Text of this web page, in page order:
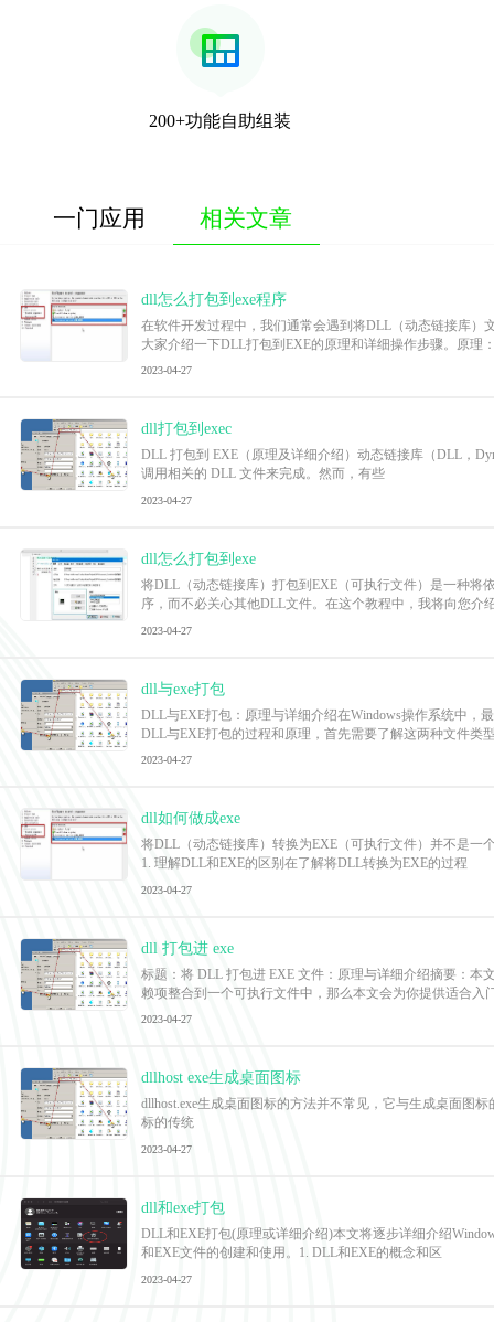
200+功能自助组装
一门应用 相关文章
dll怎么打包到exe程序
在软件开发过程中，我们通常会遇到将DLL（动态链接库）
大家介绍一下DLL打包到EXE的原理和详细操作步骤。原理
2023-04-27
dll打包到exec
DLL 打包到 EXE（原理及详细介绍）动态链接库（DLL，
调用相关的 DLL 文件来完成。然而，有些
2023-04-27
dll怎么打包到exe
将DLL（动态链接库）打包到EXE（可执行文件）是一种将
序，而不必关心其他DLL文件。在这个教程中，我将向您介
2023-04-27
dll与exe打包
DLL与EXE打包：原理与详细介绍在Windows操作系统中，
DLL与EXE打包的过程和原理，首先需要了解这两种文件类
2023-04-27
dll如何做成exe
将DLL（动态链接库）转换为EXE（可执行文件）并不是一
1. 理解DLL和EXE的区别在了解将DLL转换为EXE的过程
2023-04-27
dll 打包进 exe
标题：将 DLL 打包进 EXE 文件：原理与详细介绍摘要：
赖项整合到一个可执行文件中，那么本文会为你提供适合入
2023-04-27
dllhost exe生成桌面图标
dllhost.exe生成桌面图标的方法并不常见，它与生成桌面图
标的传统
2023-04-27
dll和exe打包
DLL和EXE打包(原理或详细介绍)本文将逐步详细介绍
和EXE文件的创建和使用。1. DLL和EXE的概念和区
2023-04-27